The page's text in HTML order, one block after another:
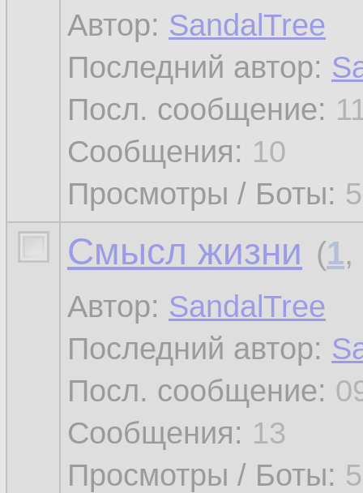
Автор: SandalTree
Последний автор:
Посл. сообщение:
Сообщения: 10
Просмотры / Боты:
Смысл жизни (1,
Автор: SandalTree
Последний автор:
Посл. сообщение:
Сообщения: 13
Просмотры / Боты: